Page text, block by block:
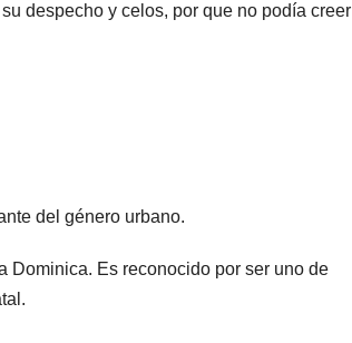
despecho y celos, por que no podía creer
del género urbano.
Dominica. Es reconocido por ser uno de